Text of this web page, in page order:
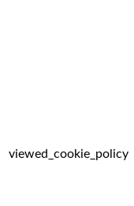
viewed_cookie_policy